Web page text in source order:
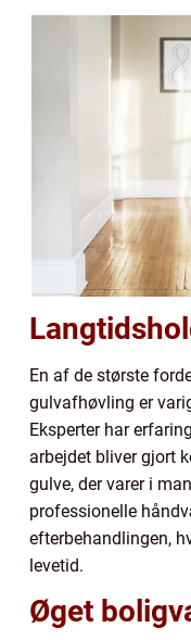
En af de største
gulvafhøvling er
Eksperter har
arbejdet bliver gjort
gulve, der varer i
professionelle
efterbehandlingen,
levetid.
Øget